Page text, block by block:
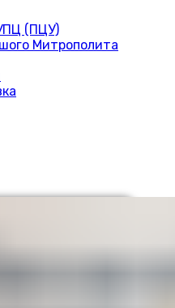
(ПЦУ)
Митрополита